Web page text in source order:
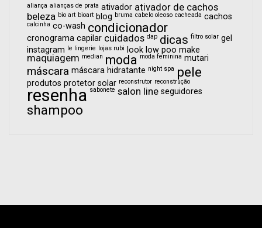
aliança alianças de prata ativador ativador de cachos
beleza bio art bioart blog bruma cabelo oleoso cacheada cachos
calcinha co-wash condicionador
cronograma capilar cuidados dap dicas filtro solar gel
instagram le lingerie lojas rubi look low poo make
maquiagem median moda moda feminina mutari
máscara máscara hidratante night spa pele
produtos protetor solar reconstrutor reconstrução
resenha sabonete salon line seguidores
shampoo